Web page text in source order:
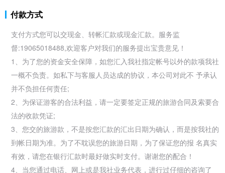
付款方式
支付方式您可以交现金、转帐汇款或现金汇款。服务监
督:19065018488,欢迎客户对我们的服务提出宝贵意见！
1、为了您的资金安全保障，如您汇入我社指定帐号以外的款项我社
一概不负责。如私下与客服人员达成的协议，本公司对此不 予承认
并不负担任何责任;
2、为保证游客的合法利益，请一定要签定正规的旅游合同及索要合
法的收款凭证;
3、您交的旅游款，不是按您汇款的汇出日期为确认，而是按我社的
到帐日期为准。为了不耽误您的旅游日期，为了保证您的报 名真实
有效，请您在银行汇款时最好做实时支付。谢谢您的配合！
4、当您通过电话、网上或是我社业务代表，进行过仔细的咨询了